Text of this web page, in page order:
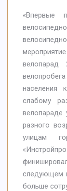
«Впервые
населения
слабому
велопараде
разного
улицам
следующем
больше